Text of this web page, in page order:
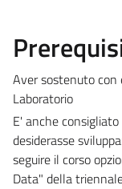
Aver sostenuto con
Laboratorio
E' anche
desiderasse
seguire il corso
Data" della